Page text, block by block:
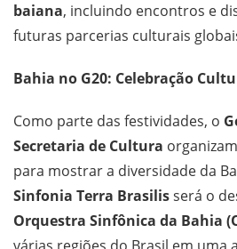
baiana, incluindo encontros e
futuras parcerias culturais
Bahia no G20: Celebração
Como parte das festividades, o
Secretaria de Cultura
para mostrar a diversidade da
Sinfonia Terra Brasilisserá o
Orquestra Sinfônica da Bahia